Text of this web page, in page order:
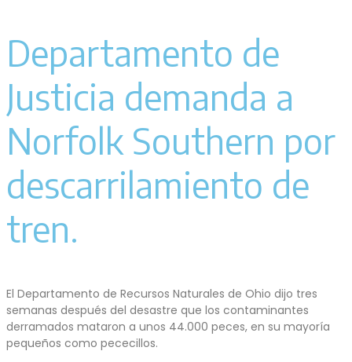
Departamento de
Justicia demanda a
Norfolk Southern por
descarrilamiento de
tren.
El Departamento de Recursos Naturales de Ohio dijo tres
semanas después del desastre que los contaminantes
derramados mataron a unos 44.000 peces, en su mayoría
pequeños como pececillos.